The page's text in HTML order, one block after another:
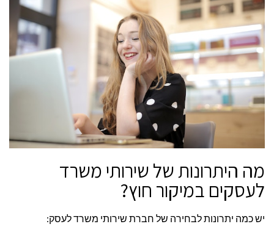
מה היתרונות של שירותי משרד
לעסקים במיקור חוץ?
יש כמה יתרונות לבחירה של חברת שירותי משרד לעסק: